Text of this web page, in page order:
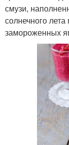
смузи,
солнечного
замороженных